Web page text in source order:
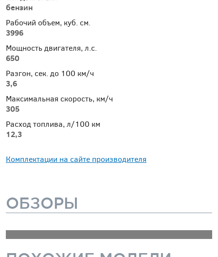
бензин
Рабочий объем, куб. см.
3996
Мощность двигателя, л.с.
650
Разгон, сек. до 100 км/ч
3,6
Максимальная скорость, км/ч
305
Расход топлива, л/100 км
12,3
Комплектации на сайте производителя
ОБЗОРЫ